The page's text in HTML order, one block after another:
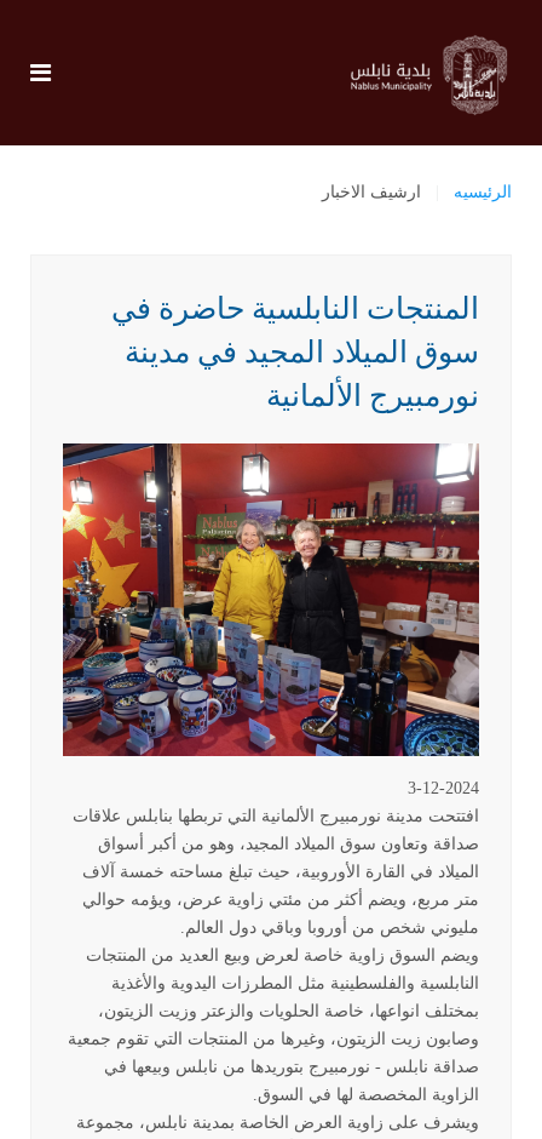
الرئيسيه ارشيف الاخبار
المنتجات النابلسية حاضرة في
سوق الميلاد المجيد في مدينة
نورمبيرج الألمانية
3-12-2024
افتتحت مدينة نورمبيرج الألمانية التي تربطها بنابلس علاقات
صداقة وتعاون سوق الميلاد المجيد، وهو من أكبر أسواق
الميلاد في القارة الأوروبية، حيث تبلغ مساحته خمسة آلاف
متر مربع، ويضم أكثر من مئتي زاوية عرض، ويؤمه حوالي
مليوني شخص من أوروبا وباقي دول العالم.
ويضم السوق زاوية خاصة لعرض وبيع العديد من المنتجات
النابلسية والفلسطينية مثل المطرزات اليدوية والأغذية
بمختلف انواعها، خاصة الحلويات والزعتر وزيت الزيتون،
وصابون زيت الزيتون، وغيرها من المنتجات التي تقوم جمعية
صداقة نابلس - نورمبيرج بتوريدها من نابلس وبيعها في
الزاوية المخصصة لها في السوق.
ويشرف على زاوية العرض الخاصة بمدينة نابلس، مجموعة